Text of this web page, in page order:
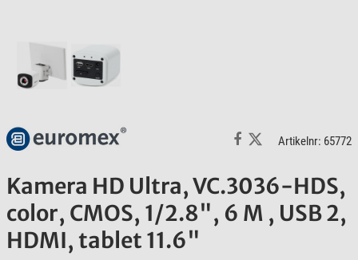
Artikelnr: 65772
Kamera HD Ultra, VC.3036-HDS,
color, CMOS, 1/2.8", 6 M , USB 2,
HDMI, tablet 11.6"